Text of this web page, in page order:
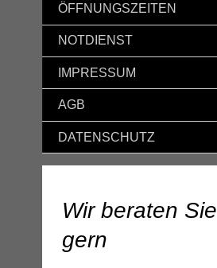
ÖFFNUNGSZEITEN
NOTDIENST
IMPRESSUM
AGB
DATENSCHUTZ
Wir beraten Sie
gern